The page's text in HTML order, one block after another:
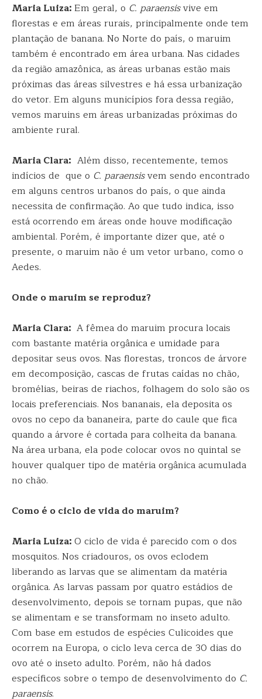
Maria Luiza:Em geral, o C. paraensisvive em
florestas e em áreas rurais, principalmente onde tem
plantação de banana. No Norte do país, o maruim
também é encontrado em área urbana. Nas cidades
da região amazônica, as áreas urbanas estão mais
próximas das áreas silvestres e há essa urbanização
do vetor. Em alguns municípios fora dessa região,
vemos maruins em áreas urbanizadas próximas do
ambiente rural.
Maria Clara: Além disso, recentemente, temos
indícios de que o C. paraensisvem sendo encontrado
em alguns centros urbanos do país, o que ainda
necessita de confirmação. Ao que tudo indica, isso
está ocorrendo em áreas onde houve modificação
ambiental. Porém, é importante dizer que, até o
presente, o maruim não é um vetor urbano, como o
Aedes.
Onde o maruim se reproduz?
Maria Clara: A fêmea do maruim procura locais
com bastante matéria orgânica e umidade para
depositar seus ovos. Nas florestas, troncos de árvore
em decomposição, cascas de frutas caídas no chão,
bromélias, beiras de riachos, folhagem do solo são os
locais preferenciais. Nos bananais, ela deposita os
ovos no cepo da bananeira, parte do caule que fica
quando a árvore é cortada para colheita da banana.
Na área urbana, ela pode colocar ovos no quintal se
houver qualquer tipo de matéria orgânica acumulada
no chão.
Como é o ciclo de vida do maruim?
Maria Luiza:O ciclo de vida é parecido com o dos
mosquitos. Nos criadouros, os ovos eclodem
liberando as larvas que se alimentam da matéria
orgânica. As larvas passam por quatro estádios de
desenvolvimento, depois se tornam pupas, que não
se alimentam e se transformam no inseto adulto.
Com base em estudos de espécies Culicoides que
ocorrem na Europa, o ciclo leva cerca de 30 dias do
ovo até o inseto adulto. Porém, não há dados
específicos sobre o tempo de desenvolvimento do C.
paraensis.